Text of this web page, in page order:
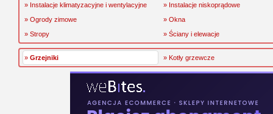
» Instalacje klimatyzacyjne i wentylacyjne
» Instalacje niskoprądowe
» Ogrody zimowe
» Okna
» Stropy
» Ściany i elewacje
» Grzejniki » Kotły grzewcze